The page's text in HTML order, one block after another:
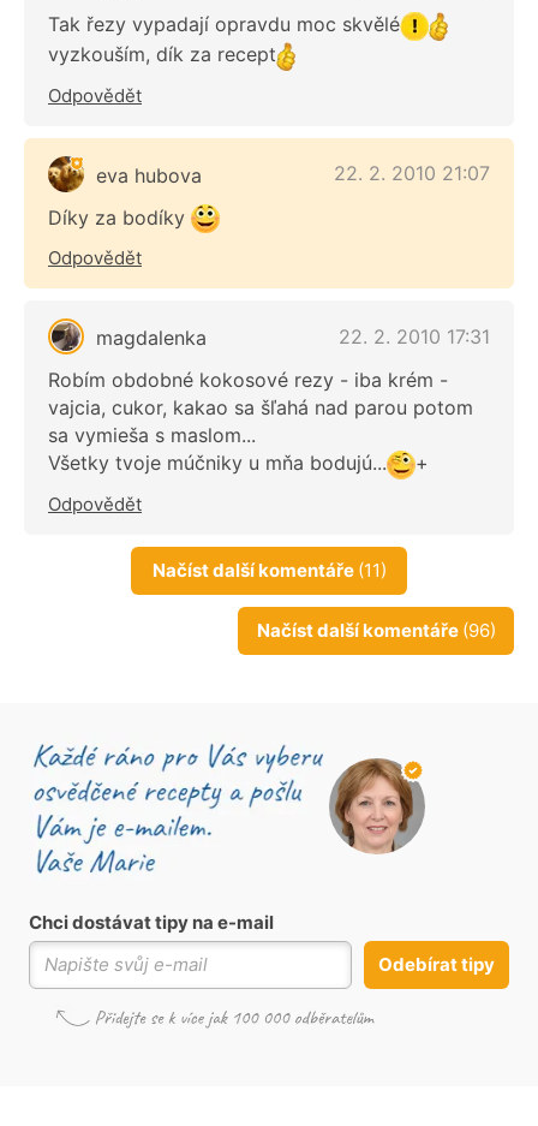
Tak řezy vypadají opravdu moc skvělé
vyzkouším, dík za recept
Odpovědět
eva hubova
22. 2. 2010 21:07
Díky za bodíky
Odpovědět
magdalenka
22. 2. 2010 17:31
Robím obdobné kokosové rezy - iba krém -
vajcia, cukor, kakao sa šľahá nad parou potom
sa vymieša s maslom...
Všetky tvoje múčniky u mňa bodujú...
+
Odpovědět
Načíst další komentáře (11)
Načíst další komentáře (96)
Chci dostávat tipy na e-mail
Odebírat tipy